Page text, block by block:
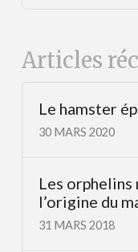
Articles
Le hamster
30 MARS 2020
Les
l’origine du
31 MARS 2018